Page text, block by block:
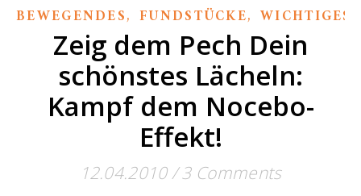
BEWEGENDES, FUNDSTÜCKE, WICHTIGES
Zeig dem Pech Dein
schönstes Lächeln:
Kampf dem Nocebo-
Effekt!
12.04.2010/ 3 Comments